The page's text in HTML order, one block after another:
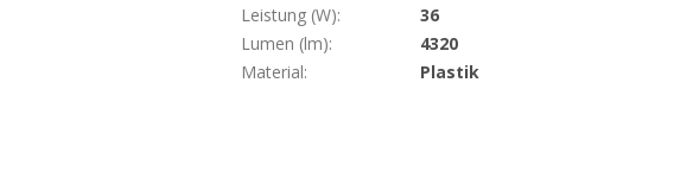
Leistung (W):
36
Lumen (lm):
4320
Material: Plastik